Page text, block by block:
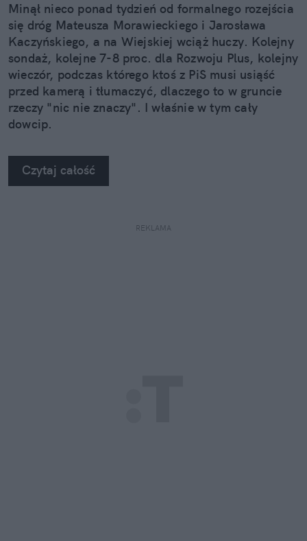
Minął nieco ponad tydzień od formalnego rozejścia
się dróg Mateusza Morawieckiego i Jarosława
Kaczyńskiego, a na Wiejskiej wciąż huczy. Kolejny
sondaż, kolejne 7-8 proc. dla Rozwoju Plus, kolejny
wieczór, podczas którego ktoś z PiS musi usiąść
przed kamerą i tłumaczyć, dlaczego to w gruncie
rzeczy "nic nie znaczy". I właśnie w tym cały
dowcip.
Czytaj całość
REKLAMA